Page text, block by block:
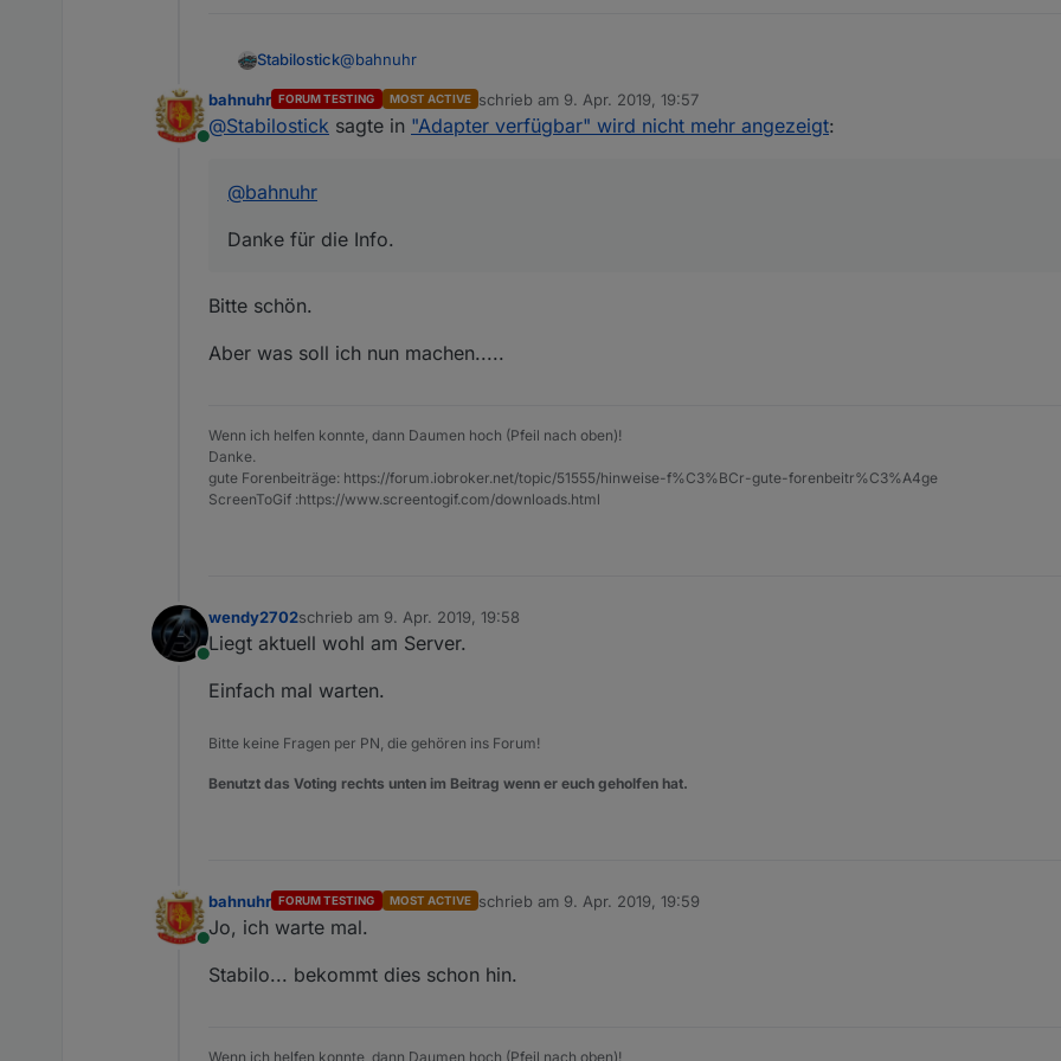
Stabilostick@bahnuhr
Danke für die Info.
Online
bahnuhr FORUM TESTING MOST ACTIVE schrieb am 9. Apr. 2019, 19:57
zuletzt editiert von
@Stabilostick sagte in "Adapter verfügbar" wird nicht mehr angezeigt:
@bahnuhr
Danke für die Info.
Bitte schön.
Aber was soll ich nun machen.....
Wenn ich helfen konnte, dann Daumen hoch (Pfeil nach oben)!
Danke.
gute Forenbeiträge: https://forum.iobroker.net/topic/51555/hinweise-f%C3%BCr-gute-forenbeitr%C3%A4ge
ScreenToGif :https://www.screentogif.com/downloads.html
Online
wendy2702schrieb am 9. Apr. 2019, 19:58
zuletzt editiert von
Liegt aktuell wohl am Server.
Einfach mal warten.
Bitte keine Fragen per PN, die gehören ins Forum!
Benutzt das Voting rechts unten im Beitrag wenn er euch geholfen hat.
Online
bahnuhr FORUM TESTING MOST ACTIVE schrieb am 9. Apr. 2019, 19:59
zuletzt editiert von
Jo, ich warte mal.
Stabilo... bekommt dies schon hin.
Wenn ich helfen konnte, dann Daumen hoch (Pfeil nach oben)!